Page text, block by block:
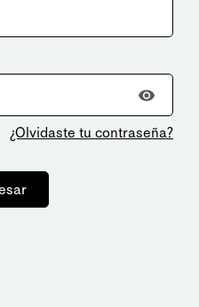
¿Olvidaste tu contraseña?